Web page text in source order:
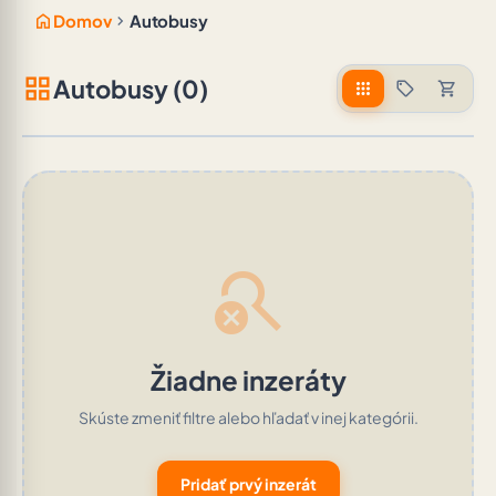
home Domov chevron_right Autobusy
grid_viewAutobusy (0) apps sell shopping_cart
search_off
Žiadne inzeráty
Skúste zmeniť filtre alebo hľadať v inej kategórii.
Pridať prvý inzerát